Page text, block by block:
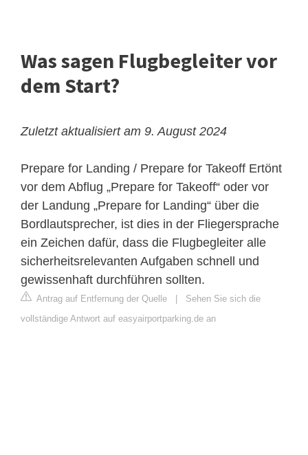
Was sagen Flugbegleiter vor
dem Start?
Zuletzt aktualisiert am 9. August 2024
Prepare for Landing / Prepare for Takeoff Ertönt
vor dem Abflug „Prepare for Takeoff“ oder vor
der Landung „Prepare for Landing“ über die
Bordlautsprecher, ist dies in der Fliegersprache
ein Zeichen dafür, dass die Flugbegleiter alle
sicherheitsrelevanten Aufgaben schnell und
gewissenhaft durchführen sollten.
Antrag auf Entfernung der Quelle
Sehen Sie sich die
vollständige Antwort auf easyairportparking.de an